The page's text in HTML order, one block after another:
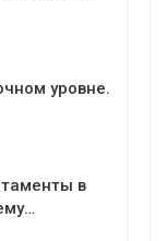
уровне.
в